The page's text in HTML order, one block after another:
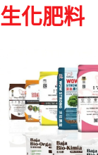
生化肥料